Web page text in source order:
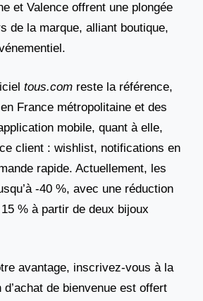
et Valence offrent une plongée
de la marque, alliant boutique,
tous.com reste la référence,
France métropolitaine et des
mobile, quant à elle,
client : wishlist, notifications en
rapide. Actuellement, les
-40 %, avec une réduction
% à partir de deux bijoux
avantage, inscrivez-vous à la
de bienvenue est offert